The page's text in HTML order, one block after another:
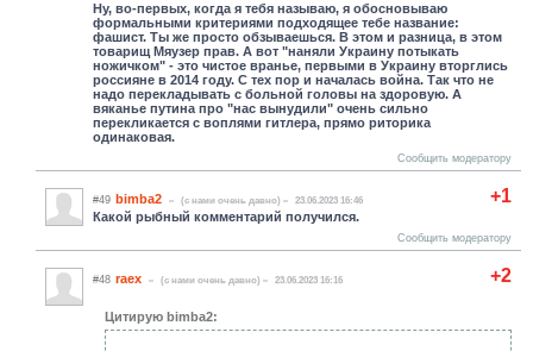
Ну, во-первых, когда я тебя называю, я обосновываю
формальными критериями подходящее тебе название:
фашист. Ты же просто обзываешься. В этом и разница, в этом
товарищ Мяузер прав. А вот "наняли Украину потыкать
ножичком" - это чистое вранье, первыми в Украину вторглись
россияне в 2014 году. С тех пор и началась война. Так что не
надо перекладывать с больной головы на здоровую. А
вяканье путина про "нас вынудили" очень сильно
перекликается с воплями гитлера, прямо риторика
одинаковая.
Сообщить модератору
+1
#49 bimba2 (c нами очень давно) 23.06.2023 16:46
Какой рыбный комментарий получился.
Сообщить модератору
+2
#48 raex (c нами очень давно) 23.06.2023 16:16
Цитирую bimba2: